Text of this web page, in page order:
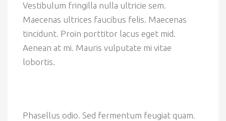
Vestibulum fringilla nulla ultricie sem.
Maecenas ultrices faucibus felis. Maecenas
tincidunt. Proin porttitor lacus eget mid.
Aenean at mi. Mauris vulputate mi vitae
lobortis.
Phasellus odio. Sed fermentum feugiat quam.